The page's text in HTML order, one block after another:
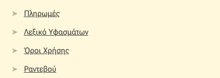
Πληρωμές
Λεξικό Υφασμάτων
Όροι Χρήσης
Ραντεβού